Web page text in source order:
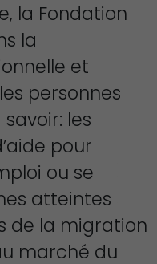
la Fondation
la
et
personnes
les
pour
ou se
atteintes
de la migration
marché du